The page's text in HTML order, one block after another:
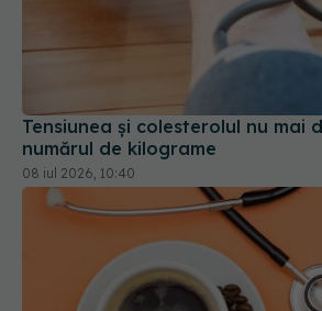
Tensiunea și colesterolul nu mai
numărul de kilograme